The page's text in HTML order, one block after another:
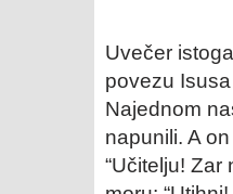
Uvečer
povezu
Najednom
napunili. A
“Učitelju! Zar